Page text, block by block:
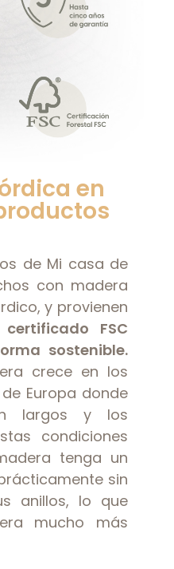
en
de Mi casa de
con madera
y provienen
FSC
sostenible.
crece en los
Europa donde
largos y los
condiciones
tenga un
sin
anillos, lo que
mucho más